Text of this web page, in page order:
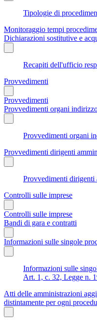
Tipologie di
Monitoraggio tempi
Dichiarazioni sostitutive e
Recapiti dell'ufficio
Provvedimenti
Provvedimenti
Provvedimenti organi
Provvedimenti organi
Provvedimenti dirigenti
Provvedimenti dirigenti
Controlli sulle imprese
Controlli sulle imprese
Bandi di gara e contratti
Informazioni sulle singole
Informazioni sulle
Art. 1, c. 32, Legge n.
Atti delle amministrazioni
distintamente per ogni